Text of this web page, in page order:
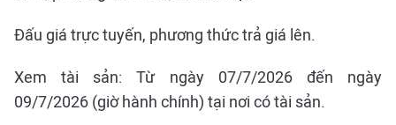
Đấu giá trực tuyến, phương thức trả giá lên.
Xem tài sản: Từ ngày 07/7/2026 đến ngày
09/7/2026 (giờ hành chính) tại nơi có tài sản.